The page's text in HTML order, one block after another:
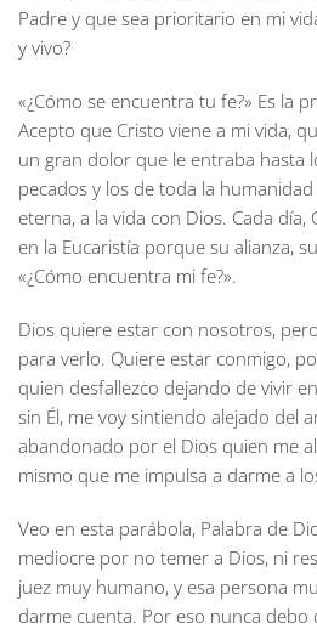
Padre y que sea prioritario en mi
y vivo?
«¿Cómo se encuentra tu fe?» Es la
Acepto que Cristo viene a mi vida,
un gran dolor que le entraba hasta
pecados y los de toda la
eterna, a la vida con Dios. Cada día,
en la Eucaristía porque su alianza,
«¿Cómo encuentra mi fe?».
Dios quiere estar con nosotros,
para verlo. Quiere estar conmigo,
quien desfallezco dejando de vivir
sin Él, me voy sintiendo alejado del
abandonado por el Dios quien me
mismo que me impulsa a darme a
Veo en esta parábola, Palabra de
mediocre por no temer a Dios, ni
juez muy humano, y esa persona
darme cuenta. Por eso nunca debo